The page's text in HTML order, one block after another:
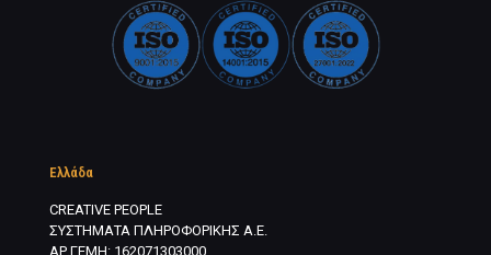
Ελλάδα
CREATIVE PEOPLE
ΣΥΣΤΗΜΑΤΑ ΠΛΗΡΟΦΟΡΙΚΗΣ Α.Ε.
ΑΡ.ΓΕΜΗ: 162071303000